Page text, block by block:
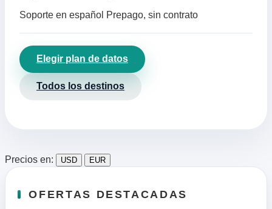
Soporte en español Prepago, sin contrato
Elegir plan de datos
Todos los destinos
Precios en: USD EUR
OFERTAS DESTACADAS